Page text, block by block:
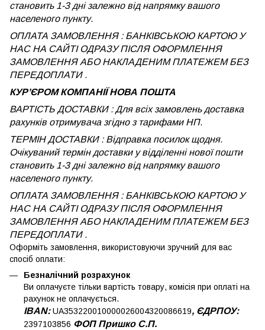
становить 1-3 дні залежно від напрямку вашого
населеного пункту.
ОПЛАТА ЗАМОВЛЕННЯ : БАНКІВСЬКОЮ КАРТОЮ У
НАС НА САЙТІ ОДРАЗУ ПІСЛЯ ОФОРМЛЕННЯ
ЗАМОВЛЕННЯ АБО НАКЛАДЕНИМ ПЛАТЕЖЕМ БЕЗ
ПЕРЕДОПЛАТИ .
КУРʼЄРОМ КОМПАНІЇ НОВА ПОШТА
ВАРТІСТЬ ДОСТАВКИ : Для всіх замовлень доставка
рахунків отримувача згідно з тарифами НП.
ТЕРМІН ДОСТАВКИ : Відправка посилок щодня.
Очікуваний термін доставки у відділенні нової пошти
становить 1-3 дні залежно від напрямку вашого
населеного пункту.
ОПЛАТА ЗАМОВЛЕННЯ : БАНКІВСЬКОЮ КАРТОЮ У
НАС НА САЙТІ ОДРАЗУ ПІСЛЯ ОФОРМЛЕННЯ
ЗАМОВЛЕННЯ АБО НАКЛАДЕНИМ ПЛАТЕЖЕМБЕЗ
ПЕРЕДОПЛАТИ .
Оформіть замовлення, використовуючи зручний для вас
спосіб оплати:
Безналічний розрахунок
Ви оплачуєте тільки вартість товару, комісія при оплаті на
рахунок не оплачується.
IBAN:UA353220010000026004320086619, ЄДРПОУ:
2397103856 ФОП Пришко С.П.